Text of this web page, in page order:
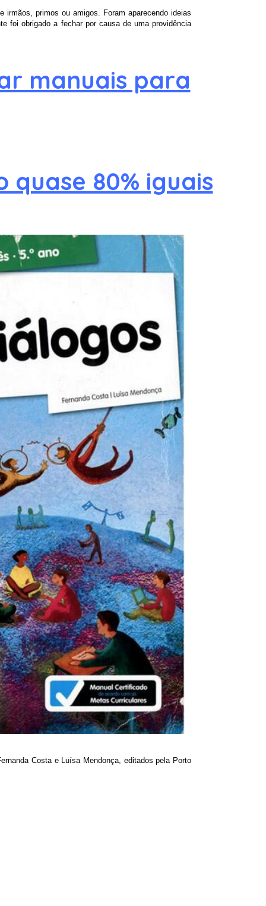
primos ou amigos. Foram aparecendo ideias
foi obrigado a fechar por causa de uma providência
manuais para
quase 80% iguais
Costa e Luísa Mendonça, editados pela Porto